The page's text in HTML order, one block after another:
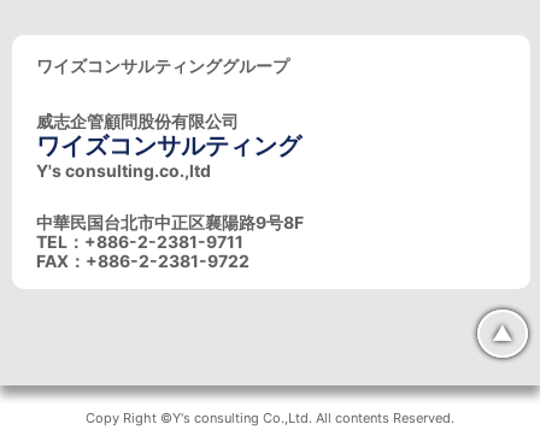
ワイズコンサルティンググループ
威志企管顧問股份有限公司
ワイズコンサルティング
Y's consulting.co.,ltd
中華民国台北市中正区襄陽路9号8F
TEL：+886-2-2381-9711
FAX：+886-2-2381-9722
▲
Copy Right ©Y's consulting Co.,Ltd. All contents Reserved.